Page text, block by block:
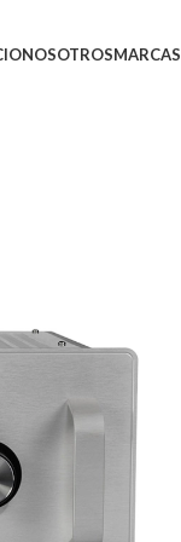
NOSOTROSMARCAS